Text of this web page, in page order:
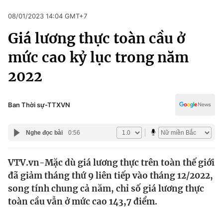
Chuyên mục
Chính trị
Xã hội
Pháp luật
Y tế
Thế giới
Tin tức
Thế giới đó đây
Kinh tế
Pháp luật
Kinh tế
Thể thao
Truyền hình
Văn hóa - Giải trí
Công nghệ
08/01/2023 14:04 GMT+7
Giá lương thực toàn cầu ở
mức cao kỷ lục trong năm
2022
Ban Thời sự-TTXVN
Nghe đọc bài 0:56
VTV.vn-Mặc dù giá lương thực trên toàn thế giới
đã giảm tháng thứ 9 liên tiếp vào tháng 12/2022,
song tính chung cả năm, chỉ số giá lương thực
toàn cầu vẫn ở mức cao 143,7 điểm.